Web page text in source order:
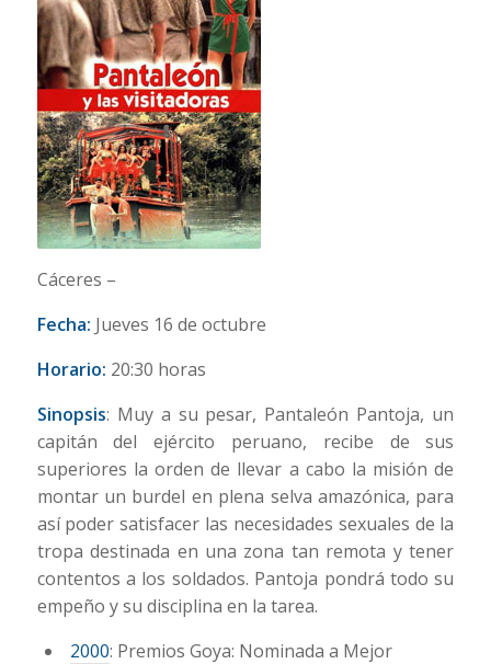
Cáceres –
Fecha: Jueves 16 de octubre
Horario: 20:30 horas
Sinopsis: Muy a su pesar, Pantaleón Pantoja, un
capitán del ejército peruano, recibe de sus
superiores la orden de llevar a cabo la misión de
montar un burdel en plena selva amazónica, para
así poder satisfacer las necesidades sexuales de la
tropa destinada en una zona tan remota y tener
contentos a los soldados. Pantoja pondrá todo su
empeño y su disciplina en la tarea.
2000: Premios Goya: Nominada a Mejor